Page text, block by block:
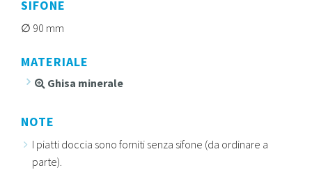
SIFONE
90 mm
MATERIALE
Ghisa minerale
NOTE
I piatti doccia sono forniti senza sifone (da ordinare a
parte).